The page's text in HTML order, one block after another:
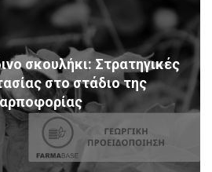
σκουλήκι: Στρατηγικές
στο στάδιο της